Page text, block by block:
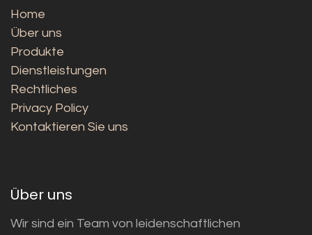
Home
Über uns
Produkte
Dienstleistungen
Rechtliches
Privacy Policy
Kontaktieren Sie uns
Über uns
Wir sind ein Team von leidenschaftlichen